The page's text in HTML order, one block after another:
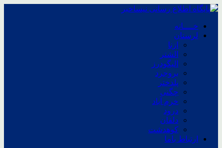
خــــانه
لرستان
ازنا
الشتر
الیگودرز
بروجرد
پلدختر
چگنی
خرم آباد
درود
دلفان
کوهدشت
ارتباط باما